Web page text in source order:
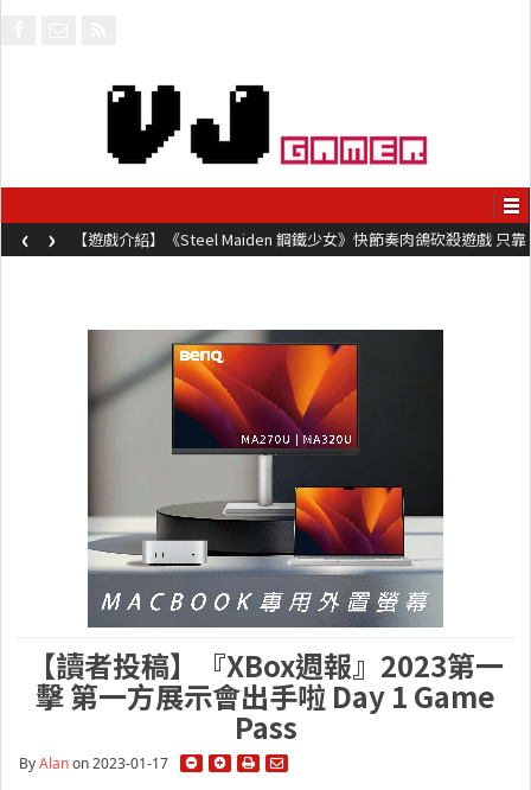
【遊戲介紹】《Steel Maiden 鋼鐵少女》快節奏肉鴿砍殺遊戲 只靠
兩鍵操作動作極致流暢試玩上架中
‹ ›
【讀者投稿】『XBox週報』2023第一
擊 第一方展示會出手啦 Day 1 Game
Pass
ByAlanon 2023-01-17